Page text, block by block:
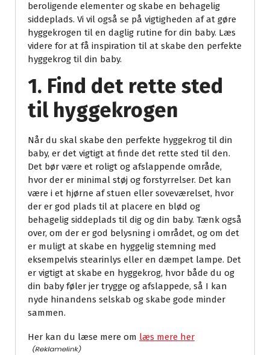
beroligende elementer og skabe en behagelig
siddeplads. Vi vil også se på vigtigheden af at gøre
hyggekrogen til en daglig rutine for din baby. Læs
videre for at få inspiration til at skabe den perfekte
hyggekrog til din baby.
1. Find det rette sted
til hyggekrogen
Når du skal skabe den perfekte hyggekrog til din
baby, er det vigtigt at finde det rette sted til den.
Det bør være et roligt og afslappende område,
hvor der er minimal støj og forstyrrelser. Det kan
være i et hjørne af stuen eller soveværelset, hvor
der er god plads til at placere en blød og
behagelig siddeplads til dig og din baby. Tænk også
over, om der er god belysning i området, og om det
er muligt at skabe en hyggelig stemning med
eksempelvis stearinlys eller en dæmpet lampe. Det
er vigtigt at skabe en hyggekrog, hvor både du og
din baby føler jer trygge og afslappede, så I kan
nyde hinandens selskab og skabe gode minder
sammen.
Her kan du læse mere om læs mere her